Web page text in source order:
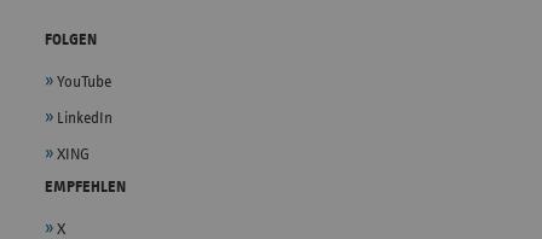
FOLGEN
YouTube
LinkedIn
XING
EMPFEHLEN
X